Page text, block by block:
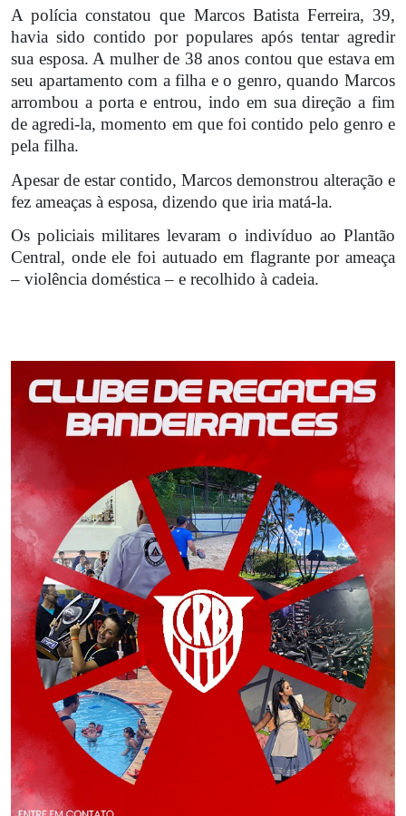
A polícia constatou que Marcos Batista Ferreira, 39,
havia sido contido por populares após tentar agredir
sua esposa. A mulher de 38 anos contou que estava em
seu apartamento com a filha e o genro, quando Marcos
arrombou a porta e entrou, indo em sua direção a fim
de agredi-la, momento em que foi contido pelo genro e
pela filha.
Apesar de estar contido, Marcos demonstrou alteração e
fez ameaças à esposa, dizendo que iria matá-la.
Os policiais militares levaram o indivíduo ao Plantão
Central, onde ele foi autuado em flagrante por ameaça
– violência doméstica – e recolhido à cadeia.